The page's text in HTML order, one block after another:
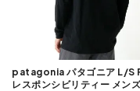
patagonia パタゴニア L/S
レスポンシビリティー メンズ